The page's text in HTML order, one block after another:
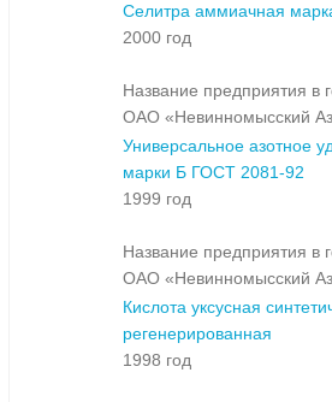
Селитра аммиачная
2000 год
Название предприятия в
ОАО «Невинномысский
Универсальное азотное
марки Б ГОСТ 2081-92
1999 год
Название предприятия в
ОАО «Невинномысский
Кислота уксусная
регенерированная
1998 год